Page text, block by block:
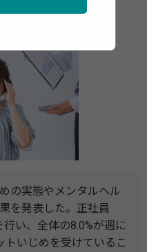
の実態やメンタルヘル
を発表した。正社員
い、全体の8.0%が週に
いじめを受けているこ